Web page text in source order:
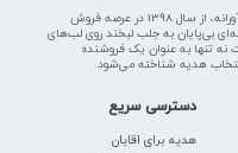
شرکت مستر کادو، با پرتویی از خلاقیت و ایده‌های نوآورانه، از سال 1398 در عرصه فروش
بی‌پایان به جلب لبخند روی لب‌های
تنها به عنوان یک فروشنده
هدیه شناخته می‌شود.
دسترسی سریع
هدیه برای اقایان